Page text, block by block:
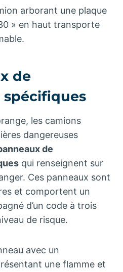
arborant une plaque
» en haut transporte
de
les camions
dangereuses
de
qui renseignent sur
Ces panneaux sont
et comportent un
d’un code à trois
de risque.
avec un
une flamme et